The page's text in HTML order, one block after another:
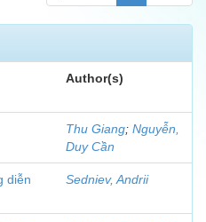
Author(s)
Thu Giang; Nguyễn,
Duy Cần
diễn
Sedniev, Andrii